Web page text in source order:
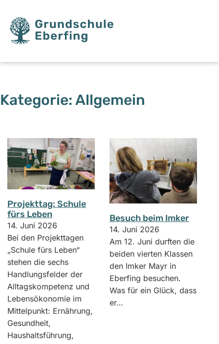
Kategorie:Allgemein
Projekttag: Schule
fürs Leben
14. Juni 2026
Bei den Projekttagen
„Schule fürs Leben“
stehen die sechs
Handlungsfelder der
Alltagskompetenz und
Lebensökonomie im
Mittelpunkt: Ernährung,
Gesundheit,
Haushaltsführung,
Besuch beim Imker
14. Juni 2026
Am 12. Juni durften die
beiden vierten Klassen
den Imker Mayr in
Eberfing besuchen.
Was für ein Glück, dass
er…